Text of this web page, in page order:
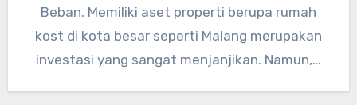
Beban. Memiliki aset properti berupa rumah
kost di kota besar seperti Malang merupakan
investasi yang sangat menjanjikan. Namun,…